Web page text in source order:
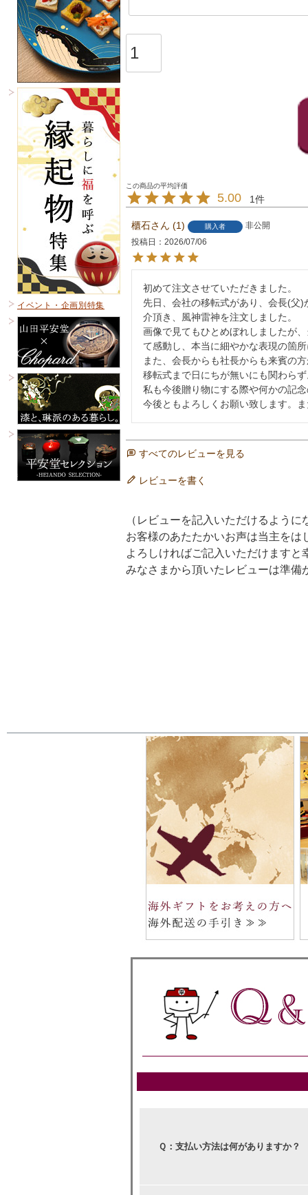
イベント・企画別特集
5.00 1
櫃石 1 購入者
非公開
投稿日
2026/07/06
初めて注文させていただきました。
先日、会社の移転式があり、会長(父
介頂き、風神雷神を注文しました。
画像で見てもひとめぼれしましたが
て感動し、本当に細やかな表現の箇
また、会長からも社長からも来賓の
移転式まで日にちが無いにも関わら
私も今後贈り物にする際や何かの記
今後ともよろしくお願い致します。
すべてのレビューを見る
レビューを書く
（レビューを記入いただけるように
お客様のあたたかいお声は当主を
よろしければご記入いただけますと
みなさまから頂いたレビューは準備
Ｑ：支払い方法は何がありますか？